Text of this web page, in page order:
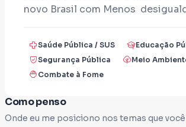
novo Brasil com Menos
democracia, luto contra o
bolsonarismo, misoginia
imperialismo.
doe para minha campanha através
vaquinha virtual sua doação é
Saúde Pública / SUS
Educação
Segurança Pública
Meio
Combate à Fome
Como penso
Onde eu me posiciono nos temas que